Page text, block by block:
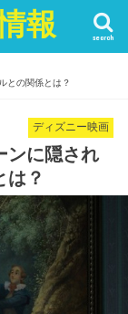
報 search
との関係とは？
ディズニー映画
ンに隠され
は？